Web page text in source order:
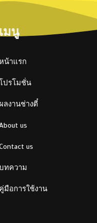
มนู
น้าแรก
โปรโมชั่น
ผลงานช่างตี๋
us
us
ทความ
คู่มือการใช้งาน